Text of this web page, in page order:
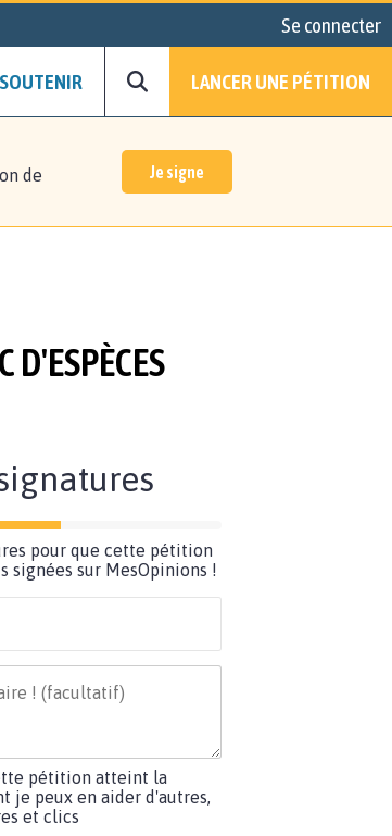
Se connecter
LANCER UNE PÉTITION
de
Je signe
pour que cette pétition
signées sur MesOpinions !
pétition atteint la
je peux en aider d'autres,
et clics